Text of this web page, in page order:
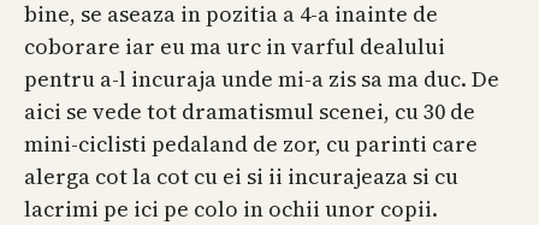
bine, se aseaza in pozitia a 4-a inainte de
coborare iar eu ma urc in varful dealului
pentru a-l incuraja unde mi-a zis sa ma duc. De
aici se vede tot dramatismul scenei, cu 30 de
mini-ciclisti pedaland de zor, cu parinti care
alerga cot la cot cu ei si ii incurajeaza si cu
lacrimi pe ici pe colo in ochii unor copii.